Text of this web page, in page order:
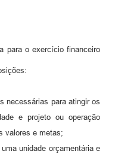
para o exercício financeiro
necessárias para atingir os
e projeto ou operação
valores e metas;
unidade orçamentária e